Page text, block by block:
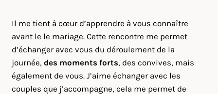
Il me tient à cœur d’apprendre à vous connaître
avant le le mariage. Cette rencontre me permet
d’échanger avec vous du déroulement de la
journée, des moments forts, des convives, mais
également de vous. J’aime échanger avec les
couples que j’accompagne, cela me permet de